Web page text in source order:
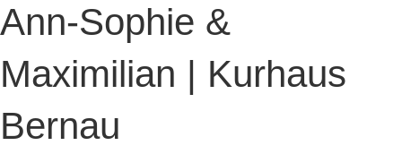
Ann-Sophie &
Maximilian | Kurhaus
Bernau